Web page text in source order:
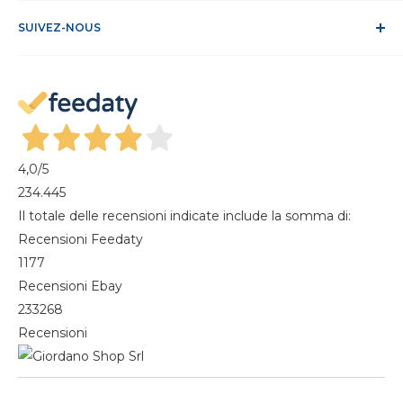
FAQ
S'identifier
Magazine
SUIVEZ-NOUS
4,0/5
234.445
Il totale delle recensioni indicate include la somma di:
Recensioni Feedaty
1177
Recensioni Ebay
233268
Recensioni